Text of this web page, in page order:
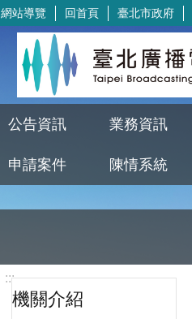
網站導覽 回首頁 臺北市政府
公告資訊 業務資訊
申請案件 陳情系統
:::
機關介紹